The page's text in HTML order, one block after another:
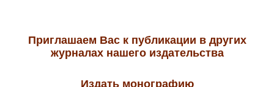
Приглашаем Вас к публикации в других
журналах нашего издательства
Издать монографию